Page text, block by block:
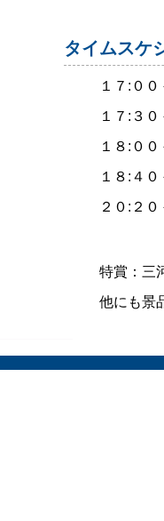
タイムスケ
１７:０
１７:３
１８:０
１８:４
２０:
特賞：三
他にも景